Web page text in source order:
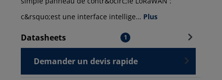
c&rsquo;est une interface intellige… Plus
Datasheets 1
Demander un devis rapide